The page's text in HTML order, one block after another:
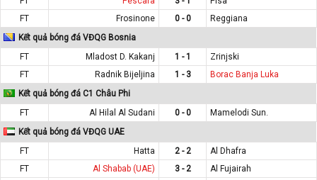
FT
Frosinone 0 - 0
Reggiana
Kết quả bóng đá VĐQG Bosnia
FT
Mladost D. Kakanj 1 - 1
Zrinjski
FT
Radnik Bijeljina 1 - 3
Borac Banja Luka
Kết quả bóng đá C1 Châu Phi
FT
Al Hilal Al Sudani 0 - 0
Mamelodi Sun.
Kết quả bóng đá VĐQG UAE
FT
Hatta 2 - 2
Al Dhafra
FT
Al Shabab (UAE) 3 - 2
Al Fujairah